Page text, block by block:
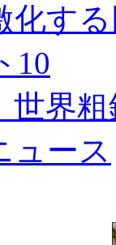
化す
10
界粗
ュース